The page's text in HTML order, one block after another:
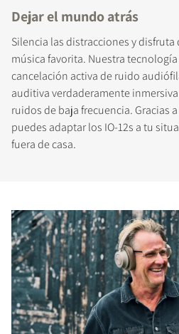
Dejar el mundo atrás
Silencia las distracciones y disfruta
música favorita. Nuestra
cancelación activa de ruido
auditiva verdaderamente
ruidos de baja frecuencia. Gracias
puedes adaptar los IO-12s a tu
fuera de casa.